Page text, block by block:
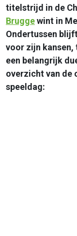
titelstrijd in de
Bruggewint in
Ondertussen
voor zijn kansen,
een belangrijk
overzicht van de
speeldag: